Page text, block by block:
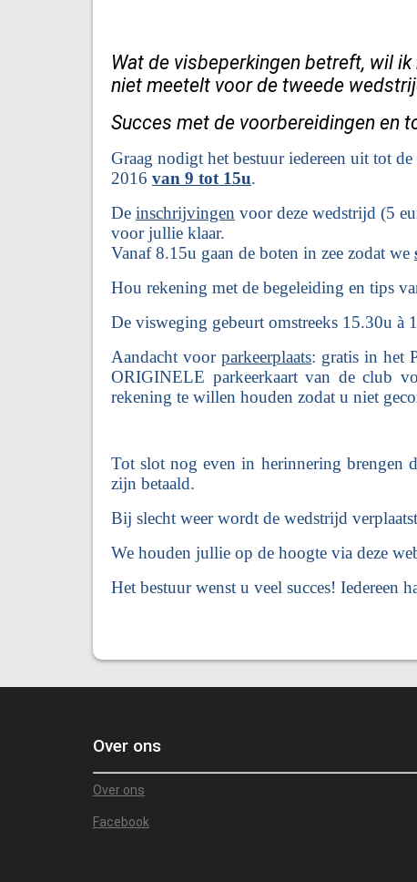
Wat de visbeperkingen betreft, wil
niet meetelt voor de tweede
Succes met de voorbereidingen en
Graag nodigt het bestuur iedereen uit tot
2016 van 9 tot 15u.
De inschrijvingen voor deze wedstrijd (5
voor jullie klaar.
Vanaf 8.15u gaan de boten in zee zodat we
Hou rekening met de begeleiding en tips
De visweging gebeurt omstreeks 15.30u
Aandacht voorparkeerplaats: gratis in het
ORIGINELE parkeerkaart van de club
rekening te willen houden zodat u niet
Tot slot nog even in herinnering brengen
zijn betaald.
Bij slecht weer wordt de wedstrijd
We houden jullie op de hoogte via deze
Het bestuur wenst u veel succes! Iedereen
Over ons
Over ons
Facebook